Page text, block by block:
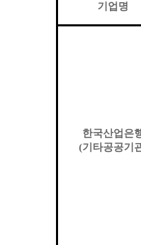
기업명
한국산업은
(기타공공기